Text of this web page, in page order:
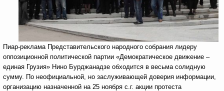
Пиар-реклама Представительского народного собрания лидеру
оппозиционной политической партии «Демократическое движение –
единая Грузия» Нино Бурджанадзе обходится в весьма солидную
сумму. По неофициальной, но заслуживающей доверия информации,
организацию назначенной на 25 ноября с.г. акции протеста